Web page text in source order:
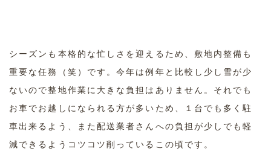
シーズンも本格的な忙しさを迎えるため、敷地内整備も
重要な任務（笑）です。今年は例年と比較し少し雪が少
ないので整地作業に大きな負担はありません。それでも
お車でお越しになられる方が多いため、１台でも多く駐
車出来るよう、また配送業者さんへの負担が少しでも軽
減できるようコツコツ削っているこの頃です。